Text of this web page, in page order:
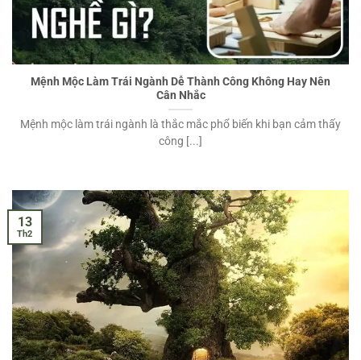
Mệnh Mộc Làm Trái Ngành Dễ Thành Công Không Hay Nên
Cân Nhắc
Mệnh mộc làm trái ngành là thắc mắc phổ biến khi bạn cảm thấy
công [...]
13
Th2